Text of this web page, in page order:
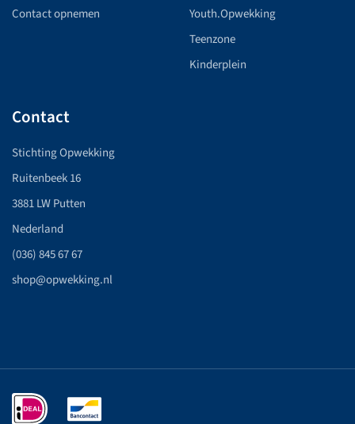
Contact opnemen
Youth.Opwekking
Teenzone
Kinderplein
Contact
Stichting Opwekking
Ruitenbeek 16
3881 LW Putten
Nederland
(036) 845 67 67
shop@opwekking.nl